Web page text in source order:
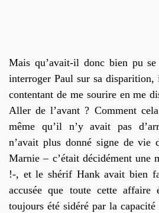
Mais qu’avait-il donc bien pu se
interroger Paul sur sa
contentant de me sourire en me
Aller de l’avant ? Comment
même qu’il n’y avait pas
n’avait plus donné signe de vie
Marnie – c’était décidément une
!-, et le shérif Hank avait bien
accusée que toute cette affaire
toujours été sidéré par la